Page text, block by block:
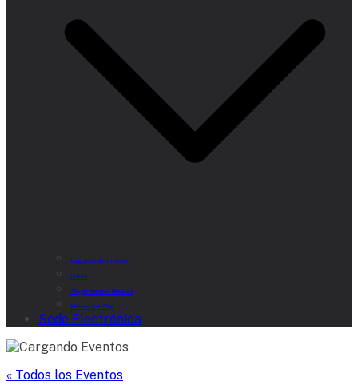
Lugares de Interés
Rutas
Alojamientos Rurales
Museo del Vino
Sede Electrónica
« Todos los Eventos